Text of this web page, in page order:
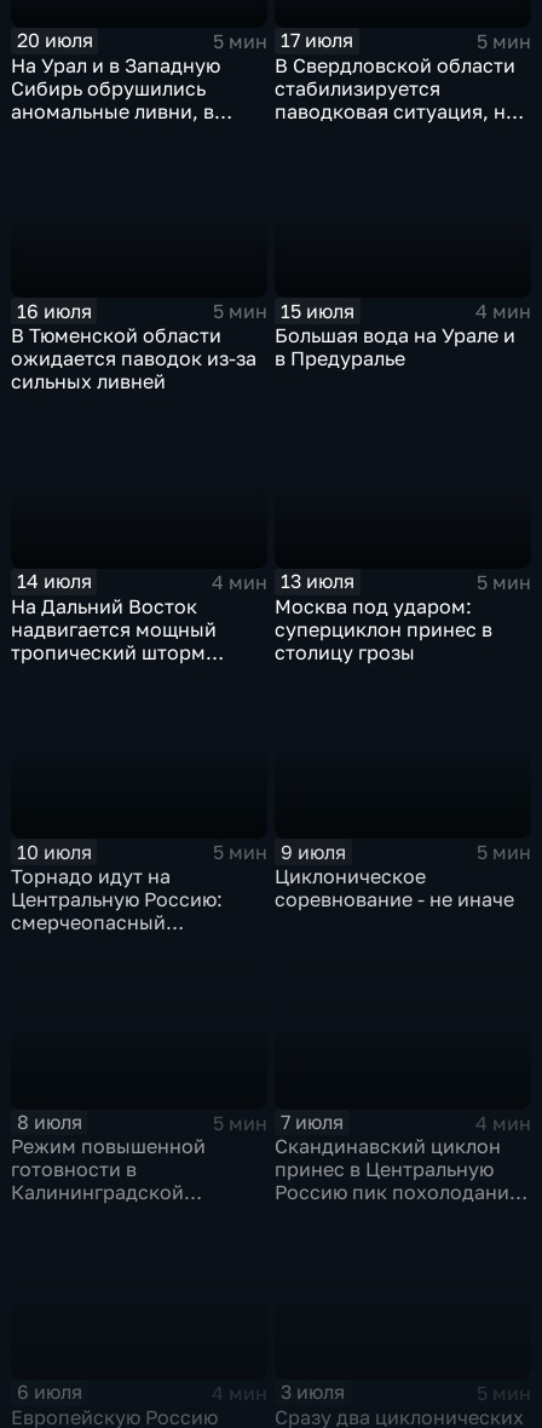
20 июля
5 мин
На Урал и в Западную
Сибирь обрушились
аномальные ливни, в
17 июля
5 мин
В Свердловской области
стабилизируется
паводковая ситуация, но
16 июля
5 мин
В Тюменской области
ожидается паводок из-за
сильных ливней
15 июля
4 мин
Большая вода на Урале и
в Предуралье
14 июля
4 мин
На Дальний Восток
надвигается мощный
тропический шторм
13 июля
5 мин
Москва под ударом:
суперциклон принес в
столицу грозы
10 июля
5 мин
Торнадо идут на
Центральную Россию:
смерчеопасный
9 июля
5 мин
Циклоническое
соревнование - не иначе
8 июля
5 мин
Режим повышенной
готовности в
Калининградской
7 июля
4 мин
Скандинавский циклон
принес в Центральную
Россию пик похолодания
6 июля
4 мин
Европейскую Россию
3 июля
5 мин
Сразу два циклонических